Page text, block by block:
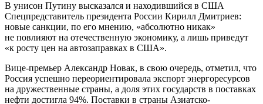
В унисон Путину высказался и находившийся в США
Спецпредставитель президента России Кирилл Дмитриев:
новые санкции, по его мнению, «абсолютно никак»
не повлияют на отечественную экономику, а лишь приведут
«к росту цен на автозаправках в США».
Вице-премьер Александр Новак, в свою очередь, отметил, что
Россия успешно переориентировала экспорт энергоресурсов
на дружественные страны, а доля этих государств в поставках
нефти достигла 94%. Поставки в страны Азиатско-